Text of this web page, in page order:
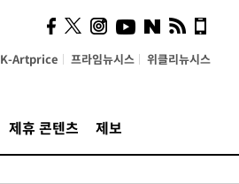
K-Artprice 프라임뉴시스 위클리뉴시스
제휴 콘텐츠 제보
의견, 국토부·LH에 충실히
전달할 것"